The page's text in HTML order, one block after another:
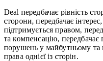
Deal передбачає рівність
сторони, передбачає
підтримується правом,
та компенсацію, передбачає
порушень у майбутньому та
права однієї із сторін.